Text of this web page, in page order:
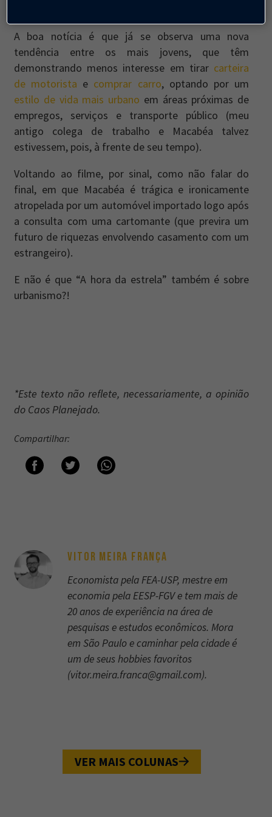
A boa notícia é que já se observa uma nova
tendência entre os mais jovens, que têm
demonstrando menos interesse em tirar carteira
de motorista e comprar carro, optando por um
estilo de vida mais urbano em áreas próximas de
empregos, serviços e transporte público (meu
antigo colega de trabalho e Macabéa talvez
estivessem, pois, à frente de seu tempo).
Voltando ao filme, por sinal, como não falar do
final, em que Macabéa é trágica e ironicamente
atropelada por um automóvel importado logo após
a consulta com uma cartomante (que previra um
futuro de riquezas envolvendo casamento com um
estrangeiro).
E não é que “A hora da estrela” também é sobre
urbanismo?!
*Este texto não reflete, necessariamente, a opinião
do Caos Planejado.
Compartilhar:
VITOR MEIRA FRANÇA
Economista pela FEA-USP, mestre em
economia pela EESP-FGV e tem mais de
20 anos de experiência na área de
pesquisas e estudos econômicos. Mora
em São Paulo e caminhar pela cidade é
um de seus hobbies favoritos
(vitor.meira.franca@gmail.com).
VER MAIS COLUNAS